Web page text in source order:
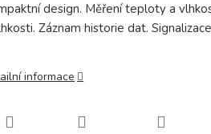
design. Měření teploty a
Záznam historie dat.
informace